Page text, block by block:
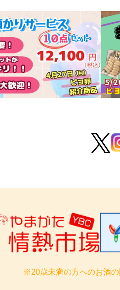
※20歳未満の方へのお酒